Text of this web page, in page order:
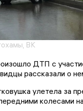
ВК
ДТП с
рассказали о
улетела за
колесами